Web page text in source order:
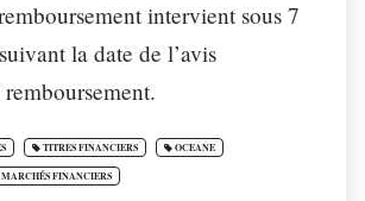
intervient sous 7
la date de l’avis
TITRES FINANCIERS
OCEANE
MARCHÉS FINANCIERS